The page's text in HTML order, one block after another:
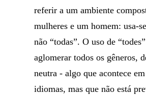
referir a um ambiente
mulheres e um homem: usa-
não “todas”. O uso de
aglomerar todos os gêneros,
neutra - algo que acontece
idiomas, mas que não está